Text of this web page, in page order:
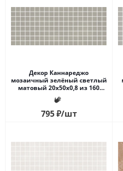
Декор Каннареджо
мозаичный зелёный светлый
матовый 20x50x0,8 из 160
частей 2,3х2,3
795₽/шт